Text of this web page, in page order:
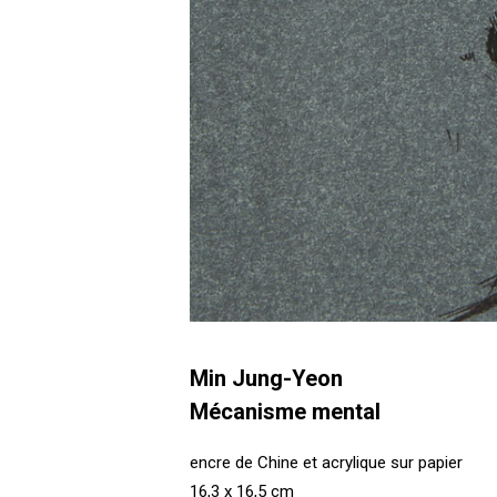
Min Jung-Yeon
Mécanisme mental
encre de Chine et acrylique sur papier
16,3 x 16,5 cm